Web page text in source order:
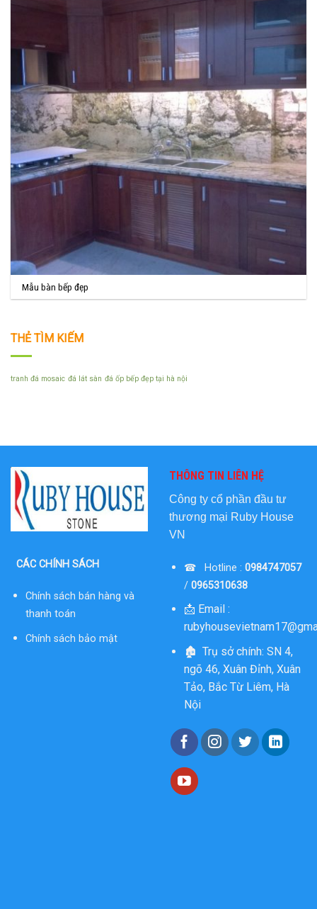
Mẫu bàn bếp đẹp
THẺ TÌM KIẾM
tranh đá mosaic đá lát sàn đá ốp bếp đẹp tại hà nội
CÁC CHÍNH SÁCH
Chính sách bán hàng và
thanh toán
Chính sách bảo mật
THÔNG TIN LIÊN HỆ
Công ty cổ phần đầu tư
thương mại Ruby House
VN
☎ Hotline : 0984747057
/ 0965310638
📩 Email :
🏚 Trụ sở chính: SN 4,
ngõ 46, Xuân Đỉnh, Xuân
Tảo, Bắc Từ Liêm, Hà
Nội